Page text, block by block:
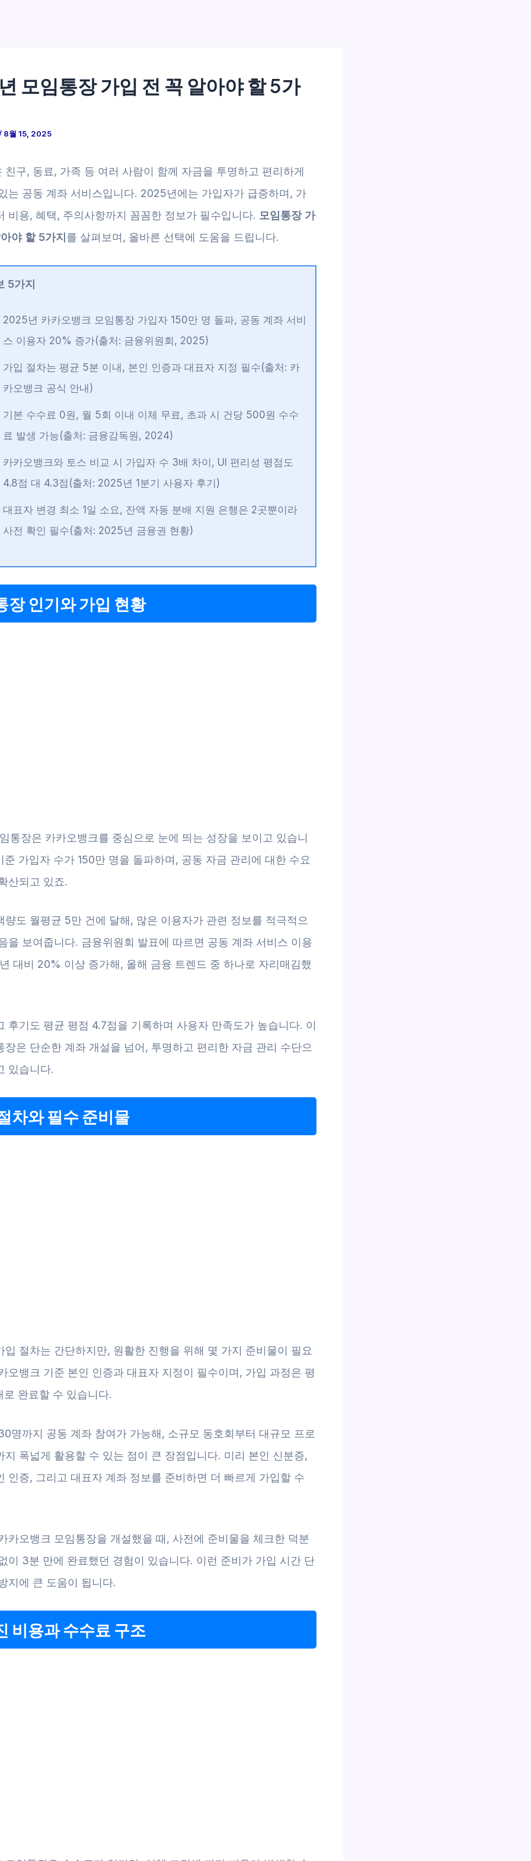
모임통장 가입 전 꼭 알아야 할 5가
8월 15, 2025
친구, 동료, 가족 등 여러 사람이 함께 자금을 투명하고 편리하게
는 공동 계좌 서비스입니다. 2025년에는 가입자가 급증하며, 가
비용, 혜택, 주의사항까지 꼼꼼한 정보가 필수입니다. 모임통장 가
야 할 5가지 를 살펴보며, 올바른 선택에 도움을 드립니다.
5가지
2025년 카카오뱅크 모임통장 가입자 150만 명 돌파, 공동 계좌 서비
스 이용자 20% 증가(출처: 금융위원회, 2025)
가입 절차는 평균 5분 이내, 본인 인증과 대표자 지정 필수(출처: 카
카오뱅크 공식 안내)
기본 수수료 0원, 월 5회 이내 이체 무료, 초과 시 건당 500원 수수
료 발생 가능(출처: 금융감독원, 2024)
카카오뱅크와 토스 비교 시 가입자 수 3배 차이, UI 편리성 평점도
4.8점 대 4.3점(출처: 2025년 1분기 사용자 후기)
대표자 변경 최소 1일 소요, 잔액 자동 분배 지원 은행은 2곳뿐이라
사전 확인 필수(출처: 2025년 금융권 현황)
장 인기와 가입 현황
통장은 카카오뱅크를 중심으로 눈에 띄는 성장을 보이고 있습니
준 가입자 수가 150만 명을 돌파하며, 공동 자금 관리에 대한 수요
산되고 있죠.
량도 월평균 5만 건에 달해, 많은 이용자가 관련 정보를 적극적으
을 보여줍니다. 금융위원회 발표에 따르면 공동 계좌 서비스 이용
대비 20% 이상 증가해, 올해 금융 트렌드 중 하나로 자리매김했
후기도 평균 평점 4.7점을 기록하며 사용자 만족도가 높습니다. 이
장은 단순한 계좌 개설을 넘어, 투명하고 편리한 자금 관리 수단으
있습니다.
차와 필수 준비물
입 절차는 간단하지만, 원활한 진행을 위해 몇 가지 준비물이 필요
오뱅크 기준 본인 인증과 대표자 지정이 필수이며, 가입 과정은 평
로 완료할 수 있습니다.
명까지 공동 계좌 참여가 가능해, 소규모 동호회부터 대규모 프로
지 폭넓게 활용할 수 있는 점이 큰 장점입니다. 미리 본인 신분증,
인증, 그리고 대표자 계좌 정보를 준비하면 더 빠르게 가입할 수
카오뱅크 모임통장을 개설했을 때, 사전에 준비물을 체크한 덕분
이 3분 만에 완료했던 경험이 있습니다. 이런 준비가 가입 시간 단
지에 큰 도움이 됩니다.
비용과 수수료 구조